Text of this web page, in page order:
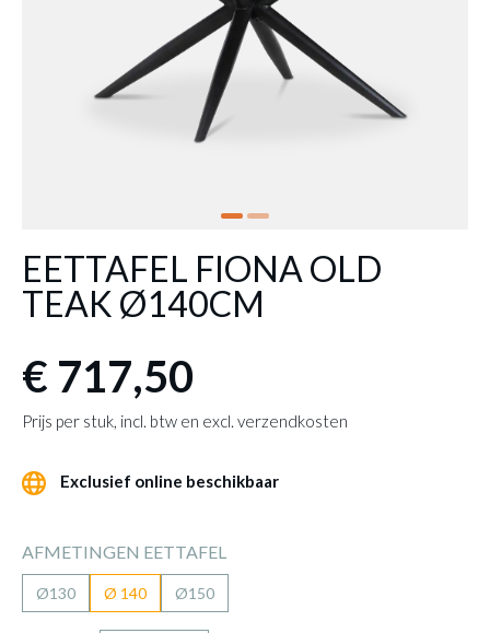
EETTAFEL FIONA OLD
TEAK Ø140CM
€ 717,50
Prijs per stuk, incl. btw en excl. verzendkosten
Exclusief online beschikbaar
AFMETINGEN EETTAFEL
Ø130 Ø 140 Ø150